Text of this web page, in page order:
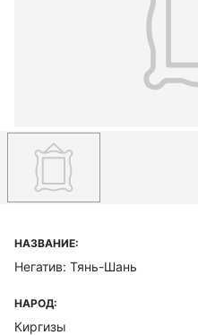
НАЗВАНИЕ:
Негатив: Тянь-Шань
НАРОД:
Киргизы